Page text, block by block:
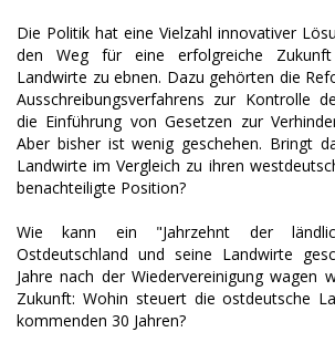
Die Politik hat eine Vielzahl innovativer
den Weg für eine erfolgreiche
Landwirte zu ebnen. Dazu gehörten die
Ausschreibungsverfahrens zur Kontrolle
die Einführung von Gesetzen zur
Aber bisher ist wenig geschehen. Bringt
Landwirte im Vergleich zu ihren
benachteiligte Position?
Wie kann ein "Jahrzehnt der
Ostdeutschland und seine Landwirte
Jahre nach der Wiedervereinigung wagen
Zukunft: Wohin steuert die ostdeutsche
kommenden 30 Jahren?